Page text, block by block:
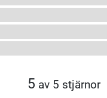
5 av 5 stjärnor